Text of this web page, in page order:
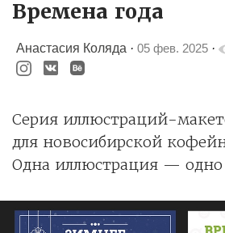
Времена года
Анастасия Коляда · 05 фев. 2025 ·
Серия иллюстраций-
для новосибирской
Одна иллюстрация — одно